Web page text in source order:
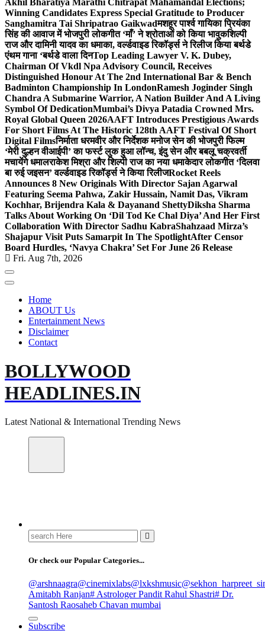
Winning Candidates Express Special Gratitude to Producer
Sanghamitra Tai Shripatrao Gaikwadमशहूर पार्श्व गायिका प्रियंका
सिंह की आवाज में भोजपुरी लोकगीत ‘माँ’ ने श्रोताओं को किया भावुकशिल्पी
राज और दामिनी यादव का धमाका, वर्ल्डवाइड रिकॉर्ड्स ने रिलीज किया बर्थडे
एंथम गाना ‘बर्थडे वाला दिनTop Leading Lawyer V. K. Dubey,
Chairman Of Vkdl Npa Advisory Council, Receives
Distinguished Honour At The 2nd International Bar & Bench
Badminton Championship In LondonRamesh Joginder Singh
Chandra A Submarine Warrior, A Nation Builder And A Living
Symbol Of DedicationMumbai’s Divya Patadia Crowned Mrs.
Royal Global Queen 2026AAFT Introduces Prestigious Awards
For Short Films At The Historic 128th AAFT Festival Of Short
Digital Filmsनिर्माता धरमवीर और निर्देशक मनोज सेन की भोजपुरी फिल्म
‘मेरी दुल्हन वीआईपी’ का फर्स्ट लुक हुआ लॉन्च, इंदु सेन और बबलू चक्रवर्ती
मचायेंगे धमालराकेश मिश्रा और शिल्पी राज का नया धमाकेदार लोकगीत ‘दिलवा
बा रुई जइसन’ वर्ल्डवाइड रिकॉर्ड्स ने किया रिलीजRocket Reels
Announces 8 New Originals With Director Sajan Agarwal
Featuring Seema Pahwa, Zakir Hussain, Namit Das, Vikram
Kochhar, Brijendra Kala & Dayanand ShettyDiksha Sharma
Talks About Working On ‘Dil Tod Ke Chal Diya’ And Her First
Collaboration With Director Sadhu KabraShahzaad Mirza’s
Shajapur Visit Puts Samarpit In The SpotlightAfter Censor
Board Hurdles, ‘Navya Chakra’ Set For June 26 Release
Fri. Aug 7th, 2026
Home
ABOUT Us
Entertainment News
Disclaimer
Contact
BOLLYWOOD
HEADLINES.IN
Latest National & International Trending News
Search
for:
Or check our Popular Categories...
@arshnaagra@cinemixlabs@lxkshmusic
Amitabh Ranjan# Astrologer Pandit Rahul Shastri# Dr.
Santosh Raosaheb Chavan mumbai
Subscribe